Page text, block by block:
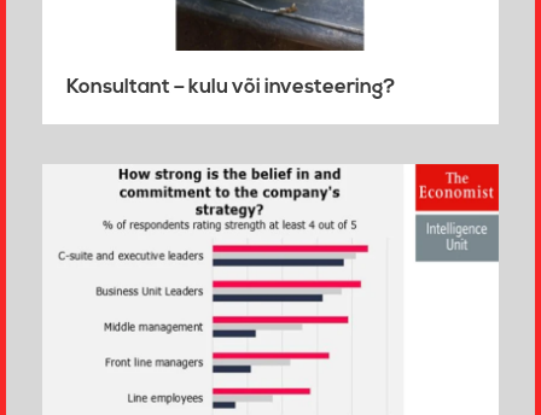
Konsultant – kulu või investeering?